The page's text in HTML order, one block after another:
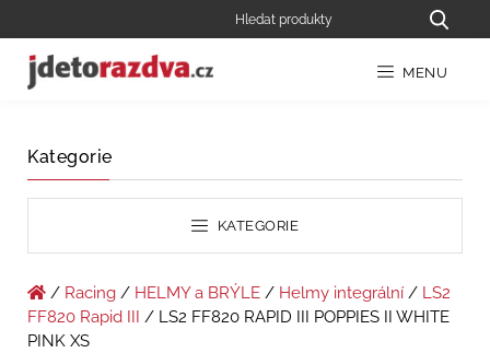
MENU
Kategorie
KATEGORIE
/ Racing / HELMY a BRÝLE / Helmy integrální / LS2
FF820 Rapid III
/ LS2 FF820 RAPID III POPPIES II WHITE
PINK XS